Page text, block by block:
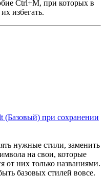
Ctrl+M, при которых в
избегать.
(Базовый) при сохранении
нужные стили, заменить
на свои, которые
от них только названиями.
базовых стилей вовсе.